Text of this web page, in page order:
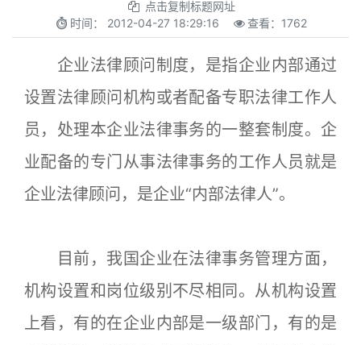
点击复制标题网址
时间： 2012-04-27 18:29:16 查看： 1762
企业法律顾问制度，是指企业内部通过
设置法律顾问机构或者配备专职法律工作人
员，处理本企业法律事务的一整套制度。企
业配备的专门从事法律事务的工作人员就是
企业法律顾问，是企业“内部法律人”。
目前，我国企业在法律事务管理方面，
机构设置和岗位级别不尽相同。从机构设置
上看，有的在企业内部是一级部门，有的是